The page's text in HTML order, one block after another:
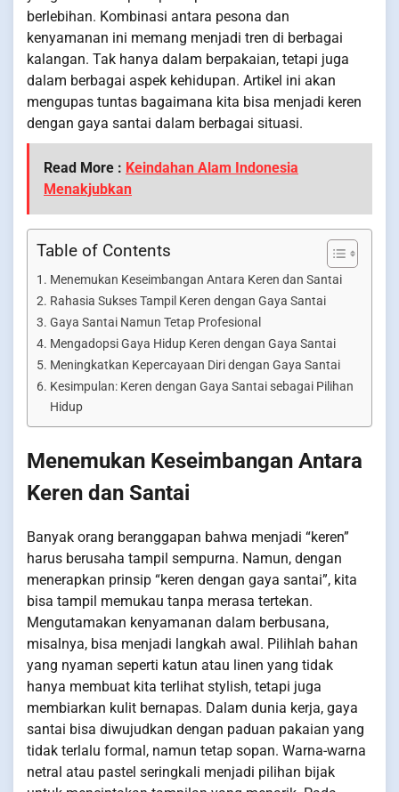
berlebihan. Kombinasi antara pesona dan
kenyamanan ini memang menjadi tren di berbagai
kalangan. Tak hanya dalam berpakaian, tetapi juga
dalam berbagai aspek kehidupan. Artikel ini akan
mengupas tuntas bagaimana kita bisa menjadi keren
dengan gaya santai dalam berbagai situasi.
Read More : Keindahan Alam Indonesia
Menakjubkan
Table of Contents
Menemukan Keseimbangan Antara Keren dan Santai
Rahasia Sukses Tampil Keren dengan Gaya Santai
Gaya Santai Namun Tetap Profesional
Mengadopsi Gaya Hidup Keren dengan Gaya Santai
Meningkatkan Kepercayaan Diri dengan Gaya Santai
Kesimpulan: Keren dengan Gaya Santai sebagai Pilihan
Hidup
Menemukan Keseimbangan Antara
Keren dan Santai
Banyak orang beranggapan bahwa menjadi “keren”
harus berusaha tampil sempurna. Namun, dengan
menerapkan prinsip “keren dengan gaya santai”, kita
bisa tampil memukau tanpa merasa tertekan.
Mengutamakan kenyamanan dalam berbusana,
misalnya, bisa menjadi langkah awal. Pilihlah bahan
yang nyaman seperti katun atau linen yang tidak
hanya membuat kita terlihat stylish, tetapi juga
membiarkan kulit bernapas. Dalam dunia kerja, gaya
santai bisa diwujudkan dengan paduan pakaian yang
tidak terlalu formal, namun tetap sopan. Warna-warna
netral atau pastel seringkali menjadi pilihan bijak